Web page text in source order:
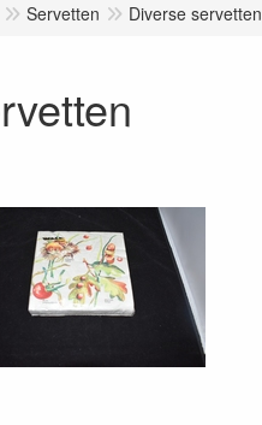
Servetten Diverse servetten